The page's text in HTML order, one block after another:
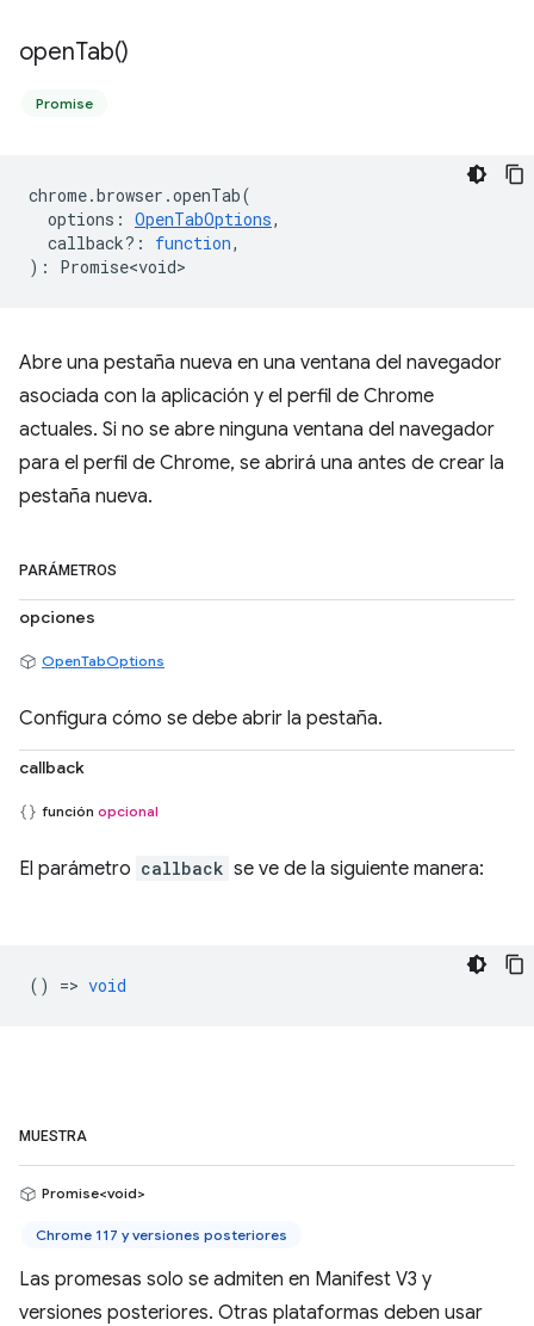
openTab()
Promise
chrome.browser .openTab(
options : OpenTabOptions,
callback? : function,
) : Promise<void>
Abre una pestaña nueva en una ventana del navegador
asociada con la aplicación y el perfil de Chrome
actuales. Si no se abre ninguna ventana del navegador
para el perfil de Chrome, se abrirá una antes de crear la
pestaña nueva.
PARÁMETROS
opciones
OpenTabOptions
Configura cómo se debe abrir la pestaña.
callback
función opcional
El parámetro callback se ve de la siguiente manera:
() => void
MUESTRA
Promise<void>
Chrome 117 y versiones posteriores
Las promesas solo se admiten en Manifest V3 y
versiones posteriores. Otras plataformas deben usar